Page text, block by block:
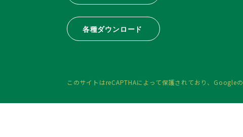
各種ダウンロード
このサイトはreCAPTHAによって保護されており、 Googleの